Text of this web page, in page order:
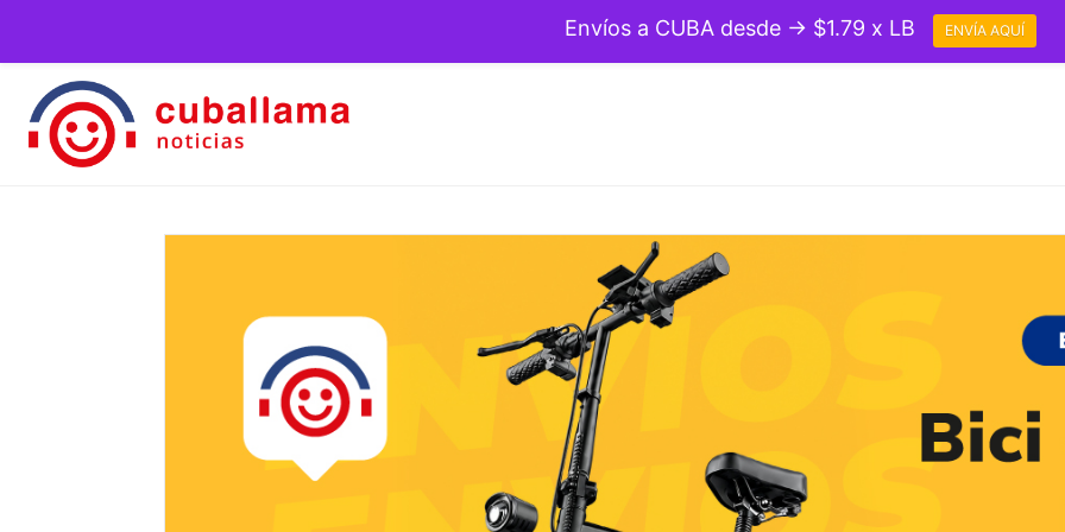
Envíos a CUBA desde → $1.79 x LB ENVÍA AQUÍ